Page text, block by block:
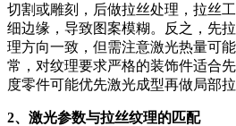
切割或雕刻，后做拉丝处理，拉丝
细边缘，导致图案模糊。反之，先
理方向一致，但需注意激光热量可
常，对纹理要求严格的装饰件适合
度零件可能优先激光成型再做局部拉
2、激光参数与拉丝纹理的匹配